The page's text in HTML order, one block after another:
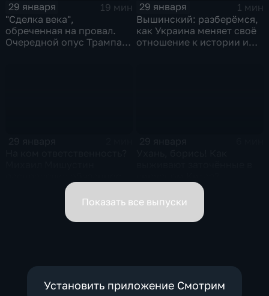
29 января
19 мин
"Сделка века",
обреченная на провал.
Очередной опус Трампа.
29 января
1 мин
Вышинский: разберёмся,
как Украина меняет своё
отношение к истории и
вице-премьеров
Показать все выпуски
Установить приложение Смотрим